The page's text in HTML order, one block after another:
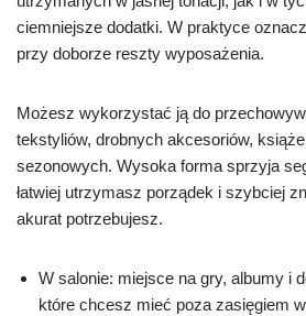
ciemniejsze dodatki. W praktyce
przy doborze reszty wyposażenia.
Możesz wykorzystać ją do
tekstyliów, drobnych akcesoriów,
sezonowych. Wysoka forma sprzyja
łatwiej utrzymasz porządek i szybciej
akurat potrzebujesz.
W salonie: miejsce na gry, albumy i
które chcesz mieć poza zasięgiem